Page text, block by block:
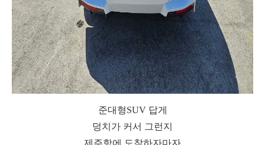
준대형SUV 답게
덩치가 커서 그런지
제주항에 도착하자마자